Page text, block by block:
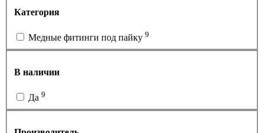
Категория
Медные фитинги под пайку 9
В наличии
Да 9